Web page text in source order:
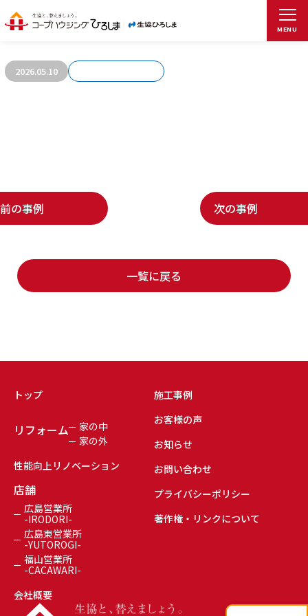
MENU
お客さまの声997
2026.05.10
前の事例 次の事例
一覧に戻る
トップ
リフォーム
家の中
家の外
性能向上リノベーション
店舗
広島営業所
-IRODORI-
広島東営業所
-YUTOROGI-
福山営業所
-CACAWARI-
会社概要
施工事例
お客様の声
お知らせ
お問い合わせ
プライバシーポリシー
著作権・リンクについて